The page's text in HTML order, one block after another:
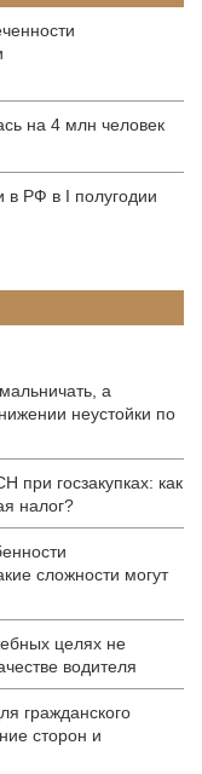
на 4 млн человек
в РФ в I полугодии
а
неустойки по
при госзакупках: как
налог?
сложности могут
целях не
водителя
гражданского
сторон и